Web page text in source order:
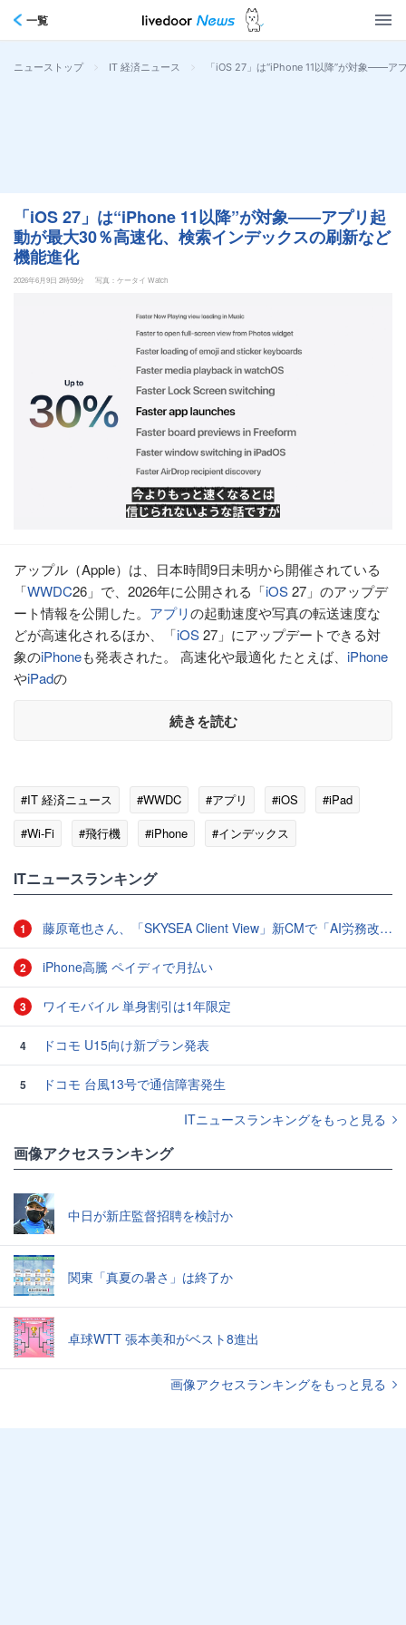
一覧
ニューストップ > IT 経済ニュース > 「iOS 27」は“iPhone 11以降”が対象――ア
「iOS 27」は“iPhone 11以降”が対象――アプリ起
動が最大30％高速化、検索インデックスの刷新など
機能進化
2026年6月9日 2時59分 写真：ケータイ Watch
アップル（Apple）は、日本時間9日未明から開催されている
「WWDC26」で、2026年に公開される「iOS27」のアップデ
ート情報を公開した。 アプリの起動速度や写真の転送速度な
どが高速化されるほか、「iOS27」にアップデートできる対
象のiPhoneも発表された。 高速化や最適化 たとえば、 iPhone
やiPadの
続きを読む
#IT 経済ニュース #WWDC #アプリ #iOS
#iPad
#Wi-Fi
#飛行機 #iPhone #インデックス
ITニュースランキング
1 藤原竜也さん、「SKYSEA Client View」新CMで「AI労務改善」をアピール 働き方をAIが分析したら「すぐに休んで」と言われる？
2 iPhone高騰 ペイディで月払い
3 ワイモバイル 単身割引は1年限定
4 ドコモ U15向け新プラン発表
5
ドコモ 台風13号で通信障害発生
ITニュースランキングをもっと見る
画像アクセスランキング
中日が新庄監督招聘を検討か
関東「真夏の暑さ」は終了か
卓球WTT 張本美和がベスト8進出
画像アクセスランキングをもっと見る